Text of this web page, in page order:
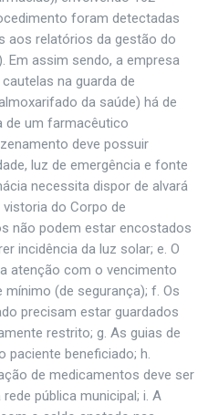
foram detectadas
aos relatórios da gestão do
Em assim sendo, a empresa
na guarda de
da saúde) há de
de um farmacêutico
deve possuir
luz de emergência e fonte
necessita dispor de alvará
do Corpo de
não podem estar encostados
incidência da luz solar; e. O
atenção com o vencimento
(de segurança); f. Os
precisam estar guardados
restrito; g. As guias de
paciente beneficiado; h.
de medicamentos deve ser
pública municipal; i. A